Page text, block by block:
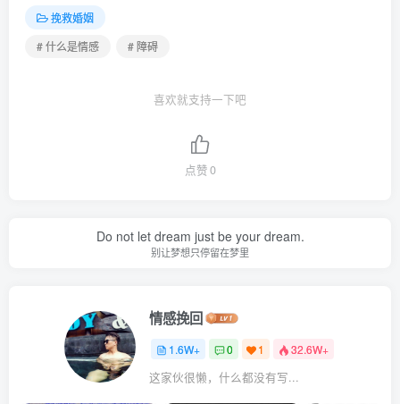
挽救婚姻
# 什么是情感
# 障碍
喜欢就支持一下吧
点赞0
Do not let dream just be your dream.
别让梦想只停留在梦里
情感挽回
1.6W+ 0 1 32.6W+
这家伙很懒，什么都没有写...